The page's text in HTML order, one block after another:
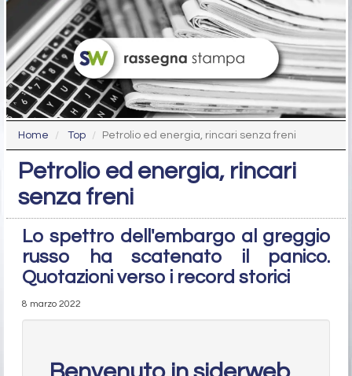
Home Top Petrolio ed energia, rincari senza freni
Petrolio ed energia, rincari
senza freni
Lo spettro dell'embargo al greggio
russo ha scatenato il panico.
Quotazioni verso i record storici
8 marzo 2022